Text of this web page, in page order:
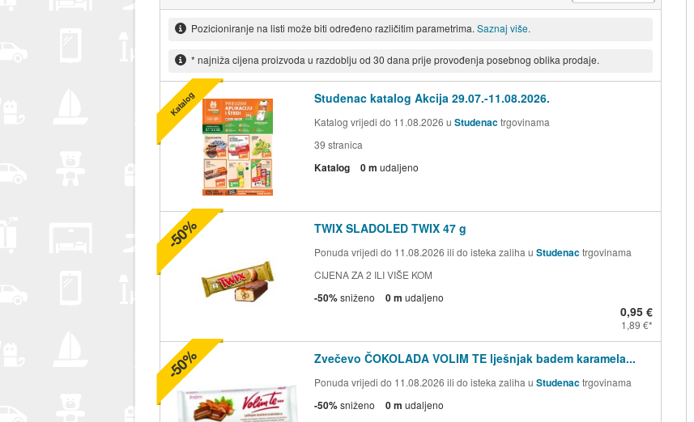
Pozicioniranje na listi može biti određeno različitim parametrima. Saznaj više.
* najniža cijena proizvoda u razdoblju od 30 dana prije provođenja posebnog oblika prodaje.
Studenac katalog Akcija 29.07.-11.08.2026.
Katalog vrijedi do 11.08.2026 u Studenactrgovinama
39 stranica
Katalog 0 m udaljeno
Katalog
TWIX SLADOLED TWIX 47 g
Ponuda vrijedi do 11.08.2026 ili do isteka zaliha u Studenactrgovinama
CIJENA ZA 2 ILI VIŠE KOM
-50%sniženo 0 m udaljeno
0,95 €
1,89 €
-50%
Zvečevo ČOKOLADA VOLIM TE lješnjak badem karamela...
Ponuda vrijedi do 11.08.2026 ili do isteka zaliha u Studenactrgovinama
-50%sniženo 0 m udaljeno
-50%